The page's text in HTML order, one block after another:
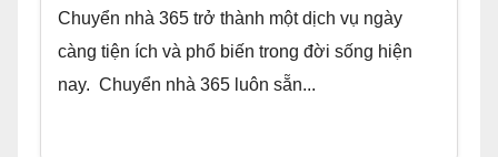
Chuyển nhà 365 trở thành một dịch vụ ngày
càng tiện ích và phổ biến trong đời sống hiện
nay. Chuyển nhà 365 luôn sẵn...